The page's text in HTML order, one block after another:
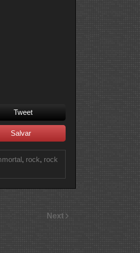
Tweet
Salvar
, rock, rock
Next